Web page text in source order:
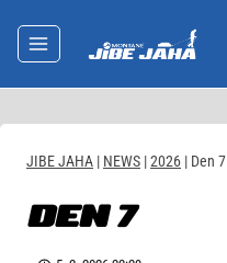
obsah
JIBE JAHA | NEWS |2026 | Den 7
DEN 7